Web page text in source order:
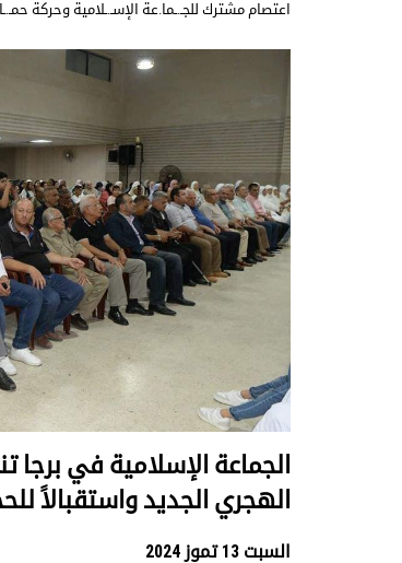
اعتصام مشترك للجـ.ـما.عة الإسـ.ـلامية وحركة
الجماعة الإسلامية في برجا
الهجري الجديد واستقبالاً
السبت 13 تموز 2024